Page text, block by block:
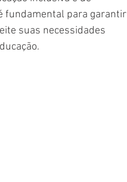
fundamental para garantir
suas necessidades